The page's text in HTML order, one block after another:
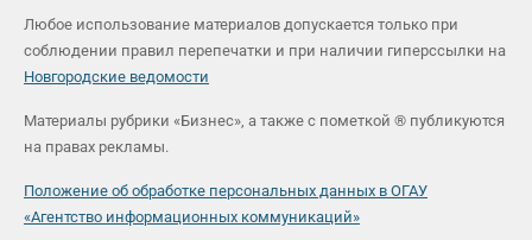
Любое использование материалов допускается только при
соблюдении правил перепечатки и при наличии гиперссылки на
Новгородские ведомости
Материалы рубрики «Бизнес», а также с пометкой ® публикуются
на правах рекламы.
Положение об обработке персональных данных в ОГАУ
«Агентство информационных коммуникаций»